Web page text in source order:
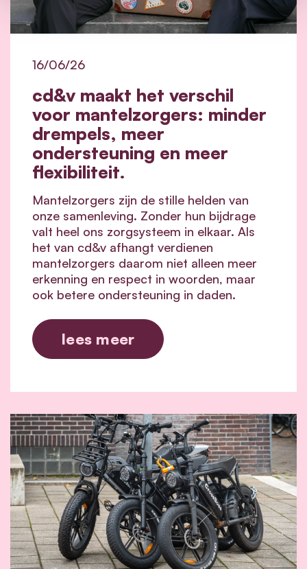
cd&v maakt het verschil
voor mantelzorgers: minder
drempels, meer
ondersteuning en meer
flexibiliteit.
16/06/26
Mantelzorgers zijn de stille helden van
onze samenleving. Zonder hun bijdrage
valt heel ons zorgsysteem in elkaar. Als
het van cd&v afhangt verdienen
mantelzorgers daarom niet alleen meer
erkenning en respect in woorden, maar
ook betere ondersteuning in daden.
lees meer